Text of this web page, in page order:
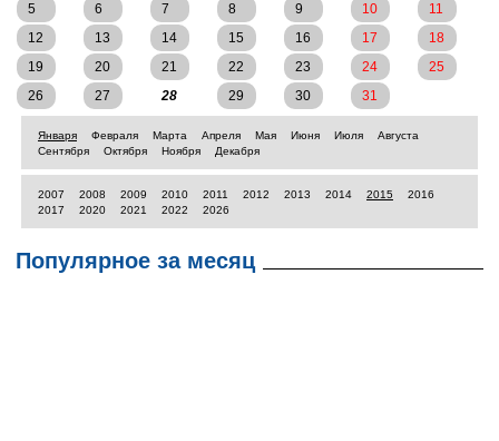
5
6 7 8 9 10
11
12
13 14 15 16 17
18
19
20 21 22 23 24
25
26
27 28 29 30 31
Января Февраля Марта Апреля Мая Июня Июля
Августа
Сентября
Октября Ноября Декабря
2007 2008 2009 2010 2011 2012 2013 2014 2015
2016
2017
2020 2021 2022 2026
Популярное за месяц